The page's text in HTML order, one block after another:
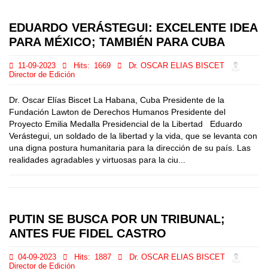
EDUARDO VERÁSTEGUI: EXCELENTE IDEA
PARA MÉXICO; TAMBIÉN PARA CUBA
11-09-2023 Hits: 1669
Dr. OSCAR ELIAS BISCET
Director de Edición
Dr. Oscar Elías Biscet La Habana, Cuba Presidente de la
Fundación Lawton de Derechos Humanos Presidente del
Proyecto Emilia Medalla Presidencial de la Libertad Eduardo
Verástegui, un soldado de la libertad y la vida, que se levanta con
una digna postura humanitaria para la dirección de su país. Las
realidades agradables y virtuosas para la ciu...
PUTIN SE BUSCA POR UN TRIBUNAL;
ANTES FUE FIDEL CASTRO
04-09-2023 Hits: 1887
Dr. OSCAR ELIAS BISCET
Director de Edición